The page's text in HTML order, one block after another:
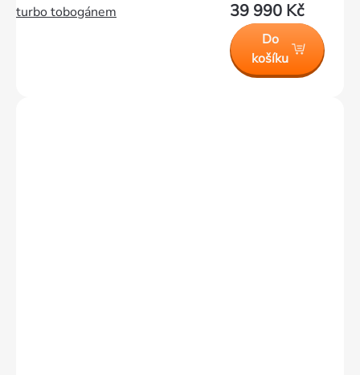
turbo tobogánem
39 990 Kč
Do
košíku